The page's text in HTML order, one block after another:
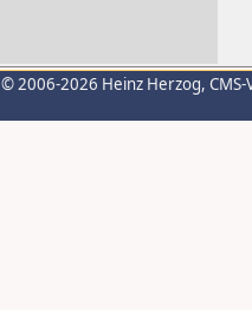
© 2006-2026 Heinz Herzog,